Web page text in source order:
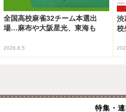
全国高校麻雀32チーム本選出
場…麻布や大阪星光、東海も
2026.8.5
渋
校
特集・